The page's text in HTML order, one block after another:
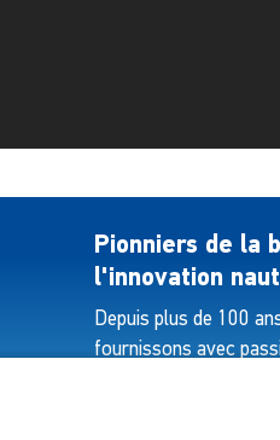
Pionniers de la
l'innovation
Depuis plus de 100
fournissons avec